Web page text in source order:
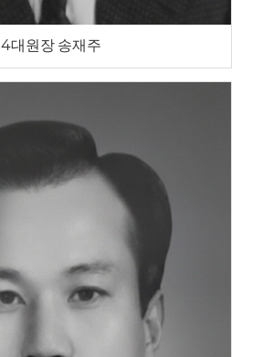
4대원장 송재주